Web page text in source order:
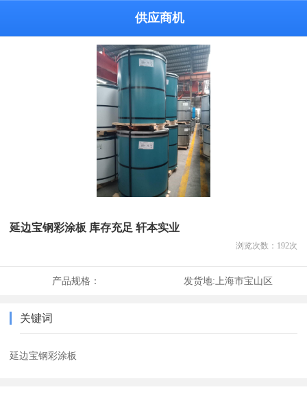
供应商机
延边宝钢彩涂板 库存充足 轩本实业
浏览次数： 192次
产品规格： 发货地:上海市宝山区
关键词
延边宝钢彩涂板